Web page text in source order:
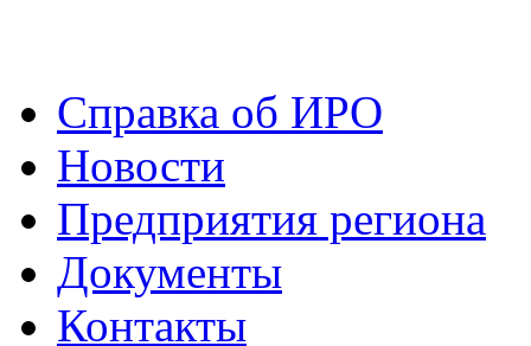
Справка об ИРО
Новости
Предприятия региона
Документы
Контакты